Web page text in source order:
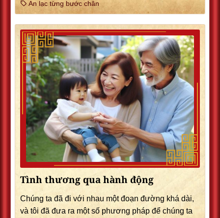
An lạc từng bước chân
Tình thương qua hành động
Chúng ta đã đi với nhau một đoạn đường khá dài,
và tôi đã đưa ra một số phương pháp để chúng ta